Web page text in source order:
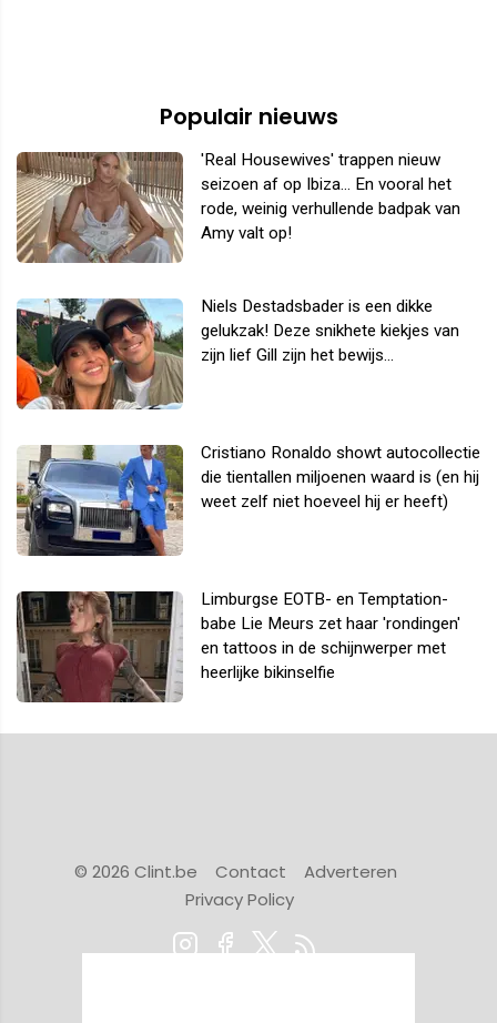
Populair nieuws
'Real Housewives' trappen nieuw
seizoen af op Ibiza... En vooral het
rode, weinig verhullende badpak van
Amy valt op!
Niels Destadsbader is een dikke
gelukzak! Deze snikhete kiekjes van
zijn lief Gill zijn het bewijs...
Cristiano Ronaldo showt autocollectie
die tientallen miljoenen waard is (en hij
weet zelf niet hoeveel hij er heeft)
Limburgse EOTB- en Temptation-
babe Lie Meurs zet haar 'rondingen'
en tattoos in de schijnwerper met
heerlijke bikinselfie
© 2026 Clint.be Contact
Adverteren
Privacy Policy